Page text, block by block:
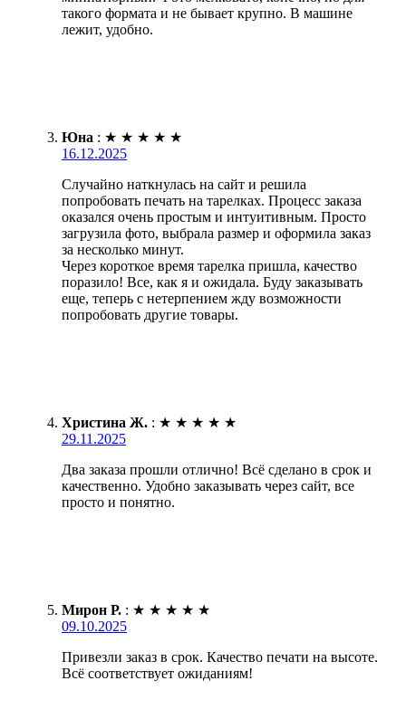
такого формата и не бывает крупно. В машине
лежит, удобно.
Юна : ★ ★ ★ ★ ★
16.12.2025
Случайно наткнулась на сайт и решила
попробовать печать на тарелках. Процесс заказа
оказался очень простым и интуитивным. Просто
загрузила фото, выбрала размер и оформила заказ
за несколько минут.
Через короткое время тарелка пришла, качество
поразило! Все, как я и ожидала. Буду заказывать
еще, теперь с нетерпением жду возможности
попробовать другие товары.
Христина Ж. : ★ ★ ★ ★ ★
29.11.2025
Два заказа прошли отлично! Всё сделано в срок и
качественно. Удобно заказывать через сайт, все
просто и понятно.
Мирон Р. : ★ ★ ★ ★ ★
09.10.2025
Привезли заказ в срок. Качество печати на высоте.
Всё соответствует ожиданиям!